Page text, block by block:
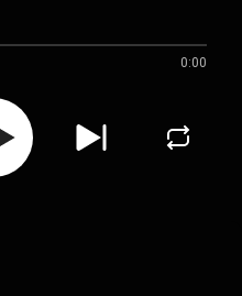
0:00